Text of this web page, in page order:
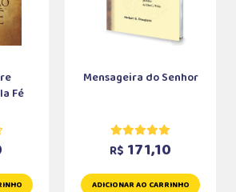
Fé
Mensageira do Senhor
R$ 171,10
ADICIONAR AO CARRINHO